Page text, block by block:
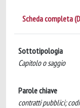
Scheda completa
Sottotipologia
Capitolo o saggio
Parole chiave
contratti pubblici;